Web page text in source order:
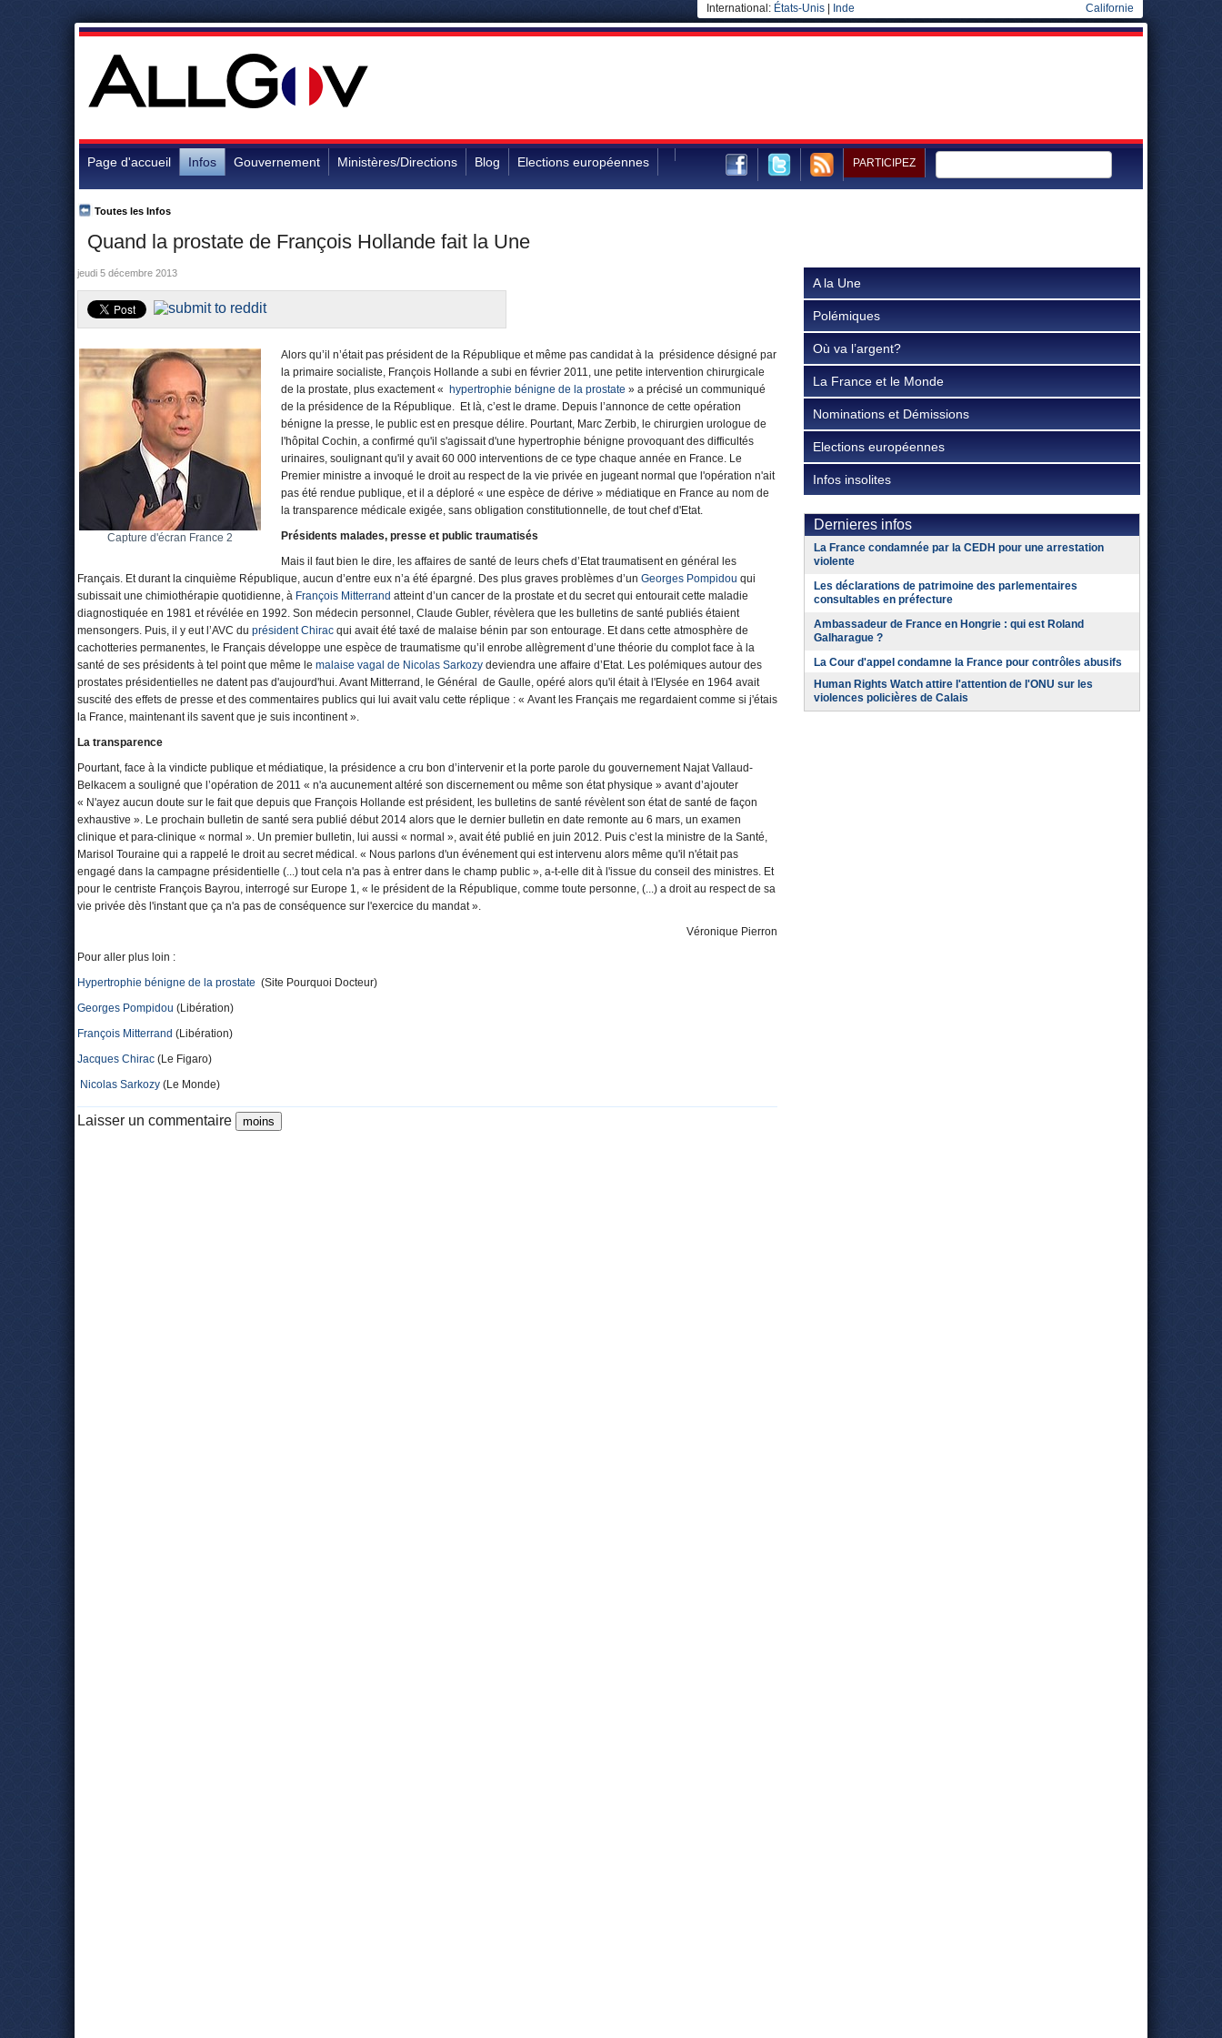
International: États-Unis Inde Californie
Page d'accueil Infos Gouvernement Ministères/Directions Blog Elections européennes PARTICIPEZ
Quand la prostate de François Hollande fait la Une
Toutes les Infos
jeudi 5 décembre 2013
Capture d'écran France 2
Alors qu’il n’était pas président de la République et même pas candidat à la présidence désigné par
la primaire socialiste, François Hollande a subi en février 2011, une petite intervention chirurgicale
de la prostate, plus exactement «
hypertrophie bénigne de la prostate » a précisé un communiqué
de la présidence de la République. Et là, c’est le drame. Depuis l’annonce de cette opération
bénigne la presse, le public est en presque délire. Pourtant, Marc Zerbib, le chirurgien urologue de
l'hôpital Cochin, a confirmé qu'il s'agissait d'une hypertrophie bénigne provoquant des difficultés
urinaires, soulignant qu'il y avait 60 000 interventions de ce type chaque année en France. Le
Premier ministre a invoqué le droit au respect de la vie privée en jugeant normal que l'opération n'ait
pas été rendue publique, et il a déploré « une espèce de dérive » médiatique en France au nom de
la transparence médicale exigée, sans obligation constitutionnelle, de tout chef d'Etat.
Présidents malades, presse et public traumatisés
Mais il faut bien le dire, les affaires de santé de leurs chefs d’Etat traumatisent en général les
Français. Et durant la cinquième République, aucun d’entre eux n’a été épargné. Des plus graves problèmes d’un Georges Pompidou qui
subissait une chimiothérapie quotidienne, à François Mitterrand atteint d’un cancer de la prostate et du secret qui entourait cette maladie
diagnostiquée en 1981 et révélée en 1992. Son médecin personnel, Claude Gubler, révèlera que les bulletins de santé publiés étaient
mensongers. Puis, il y eut l’AVC du président Chirac qui avait été taxé de malaise bénin par son entourage. Et dans cette atmosphère de
cachotteries permanentes, le Français développe une espèce de traumatisme qu’il enrobe allègrement d’une théorie du complot face à la
santé de ses présidents à tel point que même le malaise vagal de Nicolas Sarkozy deviendra une affaire d’Etat. Les polémiques autour des
prostates présidentielles ne datent pas d'aujourd'hui. Avant Mitterrand, le Général de Gaulle, opéré alors qu'il était à l'Elysée en 1964 avait
suscité des effets de presse et des commentaires publics qui lui avait valu cette réplique : « Avant les Français me regardaient comme si j'étais
la France, maintenant ils savent que je suis incontinent ».
La transparence
Pourtant, face à la vindicte publique et médiatique, la présidence a cru bon d’intervenir et la porte parole du gouvernement Najat Vallaud-
Belkacem a souligné que l’opération de 2011 « n'a aucunement altéré son discernement ou même son état physique » avant d’ajouter
« N'ayez aucun doute sur le fait que depuis que François Hollande est président, les bulletins de santé révèlent son état de santé de façon
exhaustive ». Le prochain bulletin de santé sera publié début 2014 alors que le dernier bulletin en date remonte au 6 mars, un examen
clinique et para-clinique « normal ». Un premier bulletin, lui aussi « normal », avait été publié en juin 2012. Puis c’est la ministre de la Santé,
Marisol Touraine qui a rappelé le droit au secret médical. « Nous parlons d'un événement qui est intervenu alors même qu'il n'était pas
engagé dans la campagne présidentielle (...) tout cela n'a pas à entrer dans le champ public », a-t-elle dit à l'issue du conseil des ministres. Et
pour le centriste François Bayrou, interrogé sur Europe 1, « le président de la République, comme toute personne, (...) a droit au respect de sa
vie privée dès l'instant que ça n'a pas de conséquence sur l'exercice du mandat ».
Véronique Pierron
Pour aller plus loin :
Hypertrophie bénigne de la prostate (Site Pourquoi Docteur)
Georges Pompidou (Libération)
François Mitterrand (Libération)
Jacques Chirac (Le Figaro)
Nicolas Sarkozy (Le Monde)
Laisser un commentaire
A la Une
Polémiques
Où va l’argent?
La France et le Monde
Nominations et Démissions
Elections européennes
Infos insolites
Dernieres infos
La France condamnée par la CEDH pour une arrestation
violente
Les déclarations de patrimoine des parlementaires
consultables en préfecture
Ambassadeur de France en Hongrie : qui est Roland
Galharague ?
La Cour d'appel condamne la France pour contrôles abusifs
Human Rights Watch attire l'attention de l'ONU sur les
violences policières de Calais